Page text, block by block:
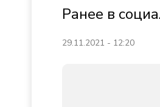
Ранее в
29.11.2021 - 12:20